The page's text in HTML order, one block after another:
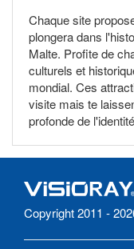
Chaque site
plongera dans
Malte. Profite de
culturels et
mondial. Ces
visite mais te
profonde de
Copyright 2011 -